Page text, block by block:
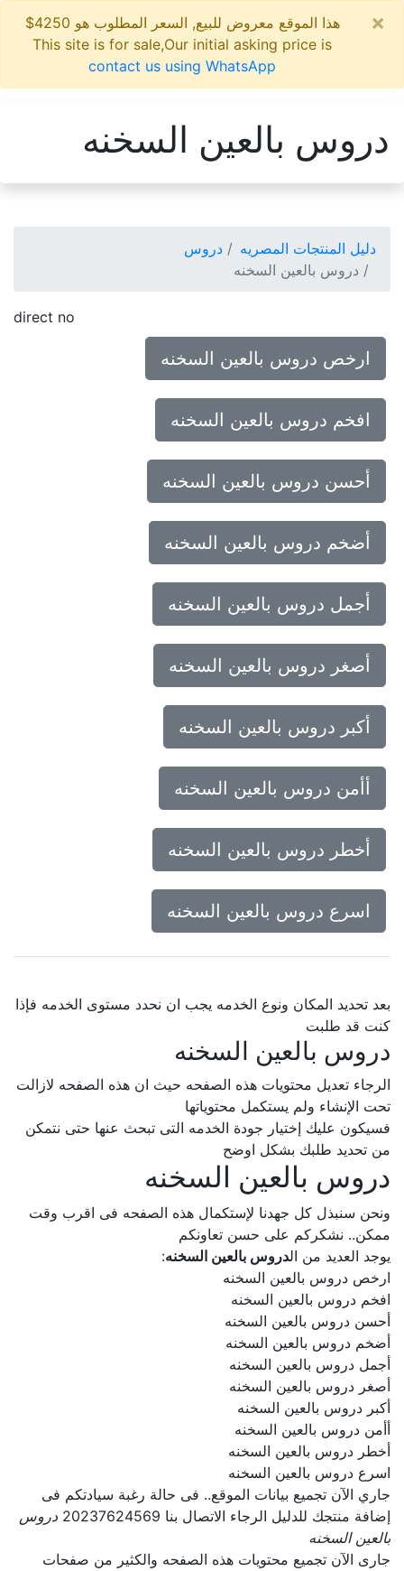
هذا الموقع معروض للبيع, السعر المطلوب هو 4250$
This site is for sale,Our initial asking price is
contact us using WhatsApp
دروس بالعين السخنه
دليل المنتجات المصريه
دروس
دروس بالعين السخنه
direct no
ارخص دروس بالعين السخنه
افخم دروس بالعين السخنه
أحسن دروس بالعين السخنه
أضخم دروس بالعين السخنه
أجمل دروس بالعين السخنه
أصغر دروس بالعين السخنه
أكبر دروس بالعين السخنه
أأمن دروس بالعين السخنه
أخطر دروس بالعين السخنه
اسرع دروس بالعين السخنه
بعد تحديد المكان ونوع الخدمه يجب ان نحدد مستوى الخدمه فإذا
كنت قد طلبت
دروس بالعين السخنه
الرجاء تعديل محتويات هذه الصفحه حيث ان هذه الصفحه لازالت
تحت الإنشاء ولم يستكمل محتوياتها
فسيكون عليك إختيار جودة الخدمه التى تبحث عنها حتى نتمكن
من تحديد طلبك بشكل اوضح
دروس بالعين السخنه
ونحن سنبذل كل جهدنا لإستكمال هذه الصفحه فى اقرب وقت
ممكن.. نشكركم على حسن تعاونكم
يوجد العديد من ال دروس بالعين السخنه:
ارخص دروس بالعين السخنه
افخم دروس بالعين السخنه
أحسن دروس بالعين السخنه
أضخم دروس بالعين السخنه
أجمل دروس بالعين السخنه
أصغر دروس بالعين السخنه
أكبر دروس بالعين السخنه
أأمن دروس بالعين السخنه
أخطر دروس بالعين السخنه
اسرع دروس بالعين السخنه
جاري الآن تجميع بيانات الموقع.. فى حالة رغبة سيادتكم فى
إضافة منتجك للدليل الرجاء الاتصال بنا 20237624569
دروس
بالعين السخنه
جارى الآن تجميع محتويات هذه الصفحه والكثير من صفحات